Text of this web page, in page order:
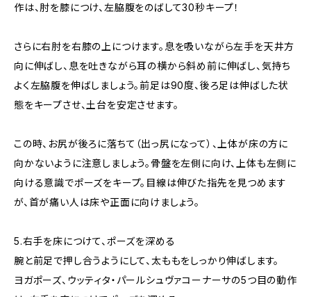
作は、肘を膝につけ、左脇腹をのばして30秒キープ！
さらに右肘を右膝の上につけます。息を吸いながら左手を天井方
向に伸ばし、息を吐きながら耳の横から斜め前に伸ばし、気持ち
よく左脇腹を伸ばしましょう。前足は90度、後ろ足は伸ばした状
態をキープさせ、土台を安定させます。
この時、お尻が後ろに落ちて（出っ尻になって）、上体が床の方に
向かないように注意しましょう。骨盤を左側に向け、上体も左側に
向ける意識でポーズをキープ。目線は伸びた指先を見つめます
が、首が痛い人は床や正面に向けましょう。
5.右手を床につけて、ポーズを深める
腕と前足で押し合うようにして、太ももをしっかり伸ばします。
ヨガポーズ、ウッティタ・パールシュヴァコーナーサの5つ目の動作